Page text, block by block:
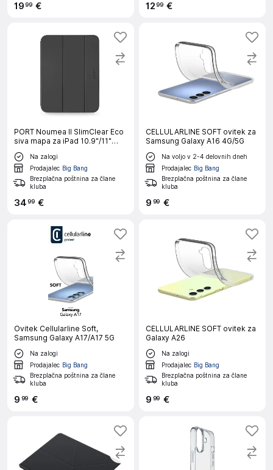
1999 € 1299 €
PORT Noumea II SlimClear Eco
siva mapa za iPad 10.9"/11"
(GEN 10/11)
Na zalogi
Prodajalec Big Bang
Brezplačna poštnina za člane
kluba
3499 €
CELLULARLINE SOFT ovitek za
Samsung Galaxy A16 4G/5G
Na voljo v 2-4 delovnih dneh
Prodajalec Big Bang
Brezplačna poštnina za člane
kluba
9 99 €
Ovitek Cellularline Soft,
Samsung Galaxy A17/A17 5G
Na zalogi
Prodajalec Big Bang
Brezplačna poštnina za člane
kluba
9 99 €
CELLULARLINE SOFT ovitek za
Galaxy A26
Na zalogi
Prodajalec Big Bang
Brezplačna poštnina za člane
kluba
9 99 €